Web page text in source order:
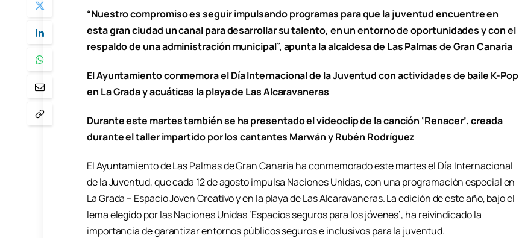
“Nuestro compromiso es seguir impulsando programas para que la juventud encuentre en
esta gran ciudad un canal para desarrollar su talento, en un entorno de oportunidades y con el
respaldo de una administración municipal”, apunta la alcaldesa de Las Palmas de Gran Canaria
El Ayuntamiento conmemora el Día Internacional de la Juventud con actividades de baile K-Pop
en La Grada y acuáticas la playa de Las Alcaravaneras
Durante este martes también se ha presentado el videoclip de la canción ‘Renacer’, creada
durante el taller impartido por los cantantes Marwán y Rubén Rodríguez
El Ayuntamiento de Las Palmas de Gran Canaria ha conmemorado este martes el Día Internacional
de la Juventud, que cada 12 de agosto impulsa Naciones Unidas, con una programación especial en
La Grada – Espacio Joven Creativo y en la playa de Las Alcaravaneras. La edición de este año, bajo el
lema elegido por las Naciones Unidas ‘Espacios seguros para los jóvenes’, ha reivindicado la
importancia de garantizar entornos públicos seguros e inclusivos para la juventud.